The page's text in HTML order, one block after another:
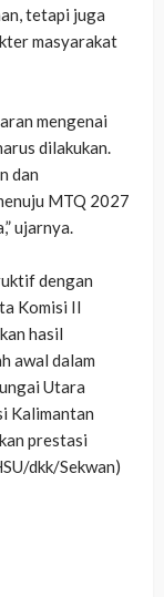
tetapi juga
masyarakat
mengenai
dilakukan.
dan
MTQ 2027
ujarnya.
dengan
Komisi II
hasil
awal dalam
Utara
Kalimantan
prestasi
dkk/Sekwan)